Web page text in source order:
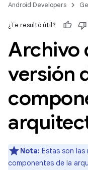
Android Developers
¿Te resultó útil?
Archivo
versión
Nota: Estas son
componentes de la